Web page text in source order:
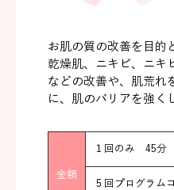
お肌の質の改善を目的
乾燥肌、ニキビ、ニキ
などの改善や、肌荒れ
に、肌のバリアを強く
金額
１回のみ 45分
５回プログラム